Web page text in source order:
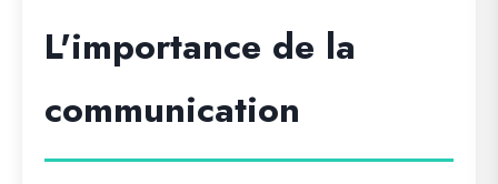
L'importance de la
communication